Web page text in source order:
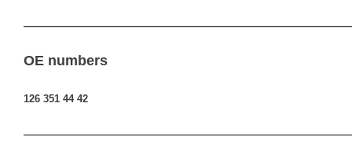
OE numbers
126 351 44 42